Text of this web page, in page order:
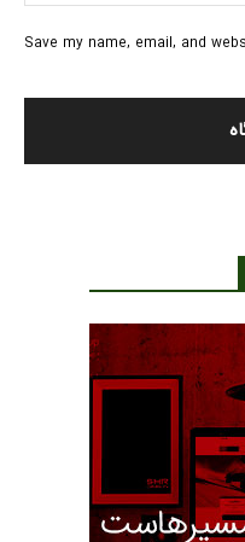
Save my name, email, and